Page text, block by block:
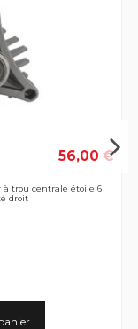
56,00 €
à trou centrale étoile 6
droit